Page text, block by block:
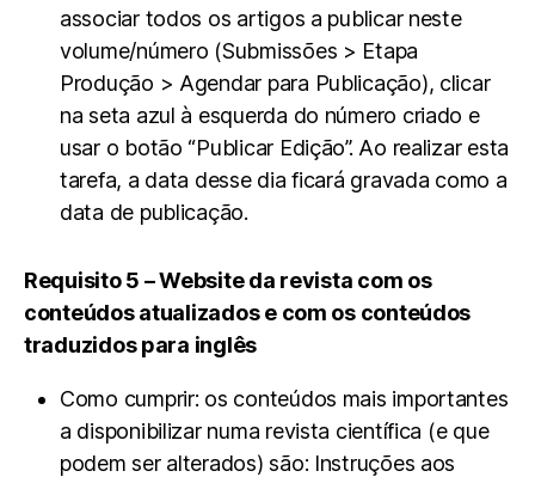
associar todos os artigos a publicar neste
volume/número (Submissões > Etapa
Produção > Agendar para Publicação), clicar
na seta azul à esquerda do número criado e
usar o botão “Publicar Edição”. Ao realizar esta
tarefa, a data desse dia ficará gravada como a
data de publicação.
Requisito 5 – Website da revista com os
conteúdos atualizados e com os conteúdos
traduzidos para inglês
Como cumprir: os conteúdos mais importantes
a disponibilizar numa revista científica (e que
podem ser alterados) são: Instruções aos